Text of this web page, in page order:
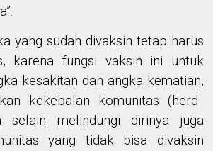
yang sudah divaksin tetap harus
karena fungsi vaksin ini untuk
kesakitan dan angka kematian,
kekebalan komunitas (herd
selain melindungi dirinya juga
yang tidak bisa divaksin